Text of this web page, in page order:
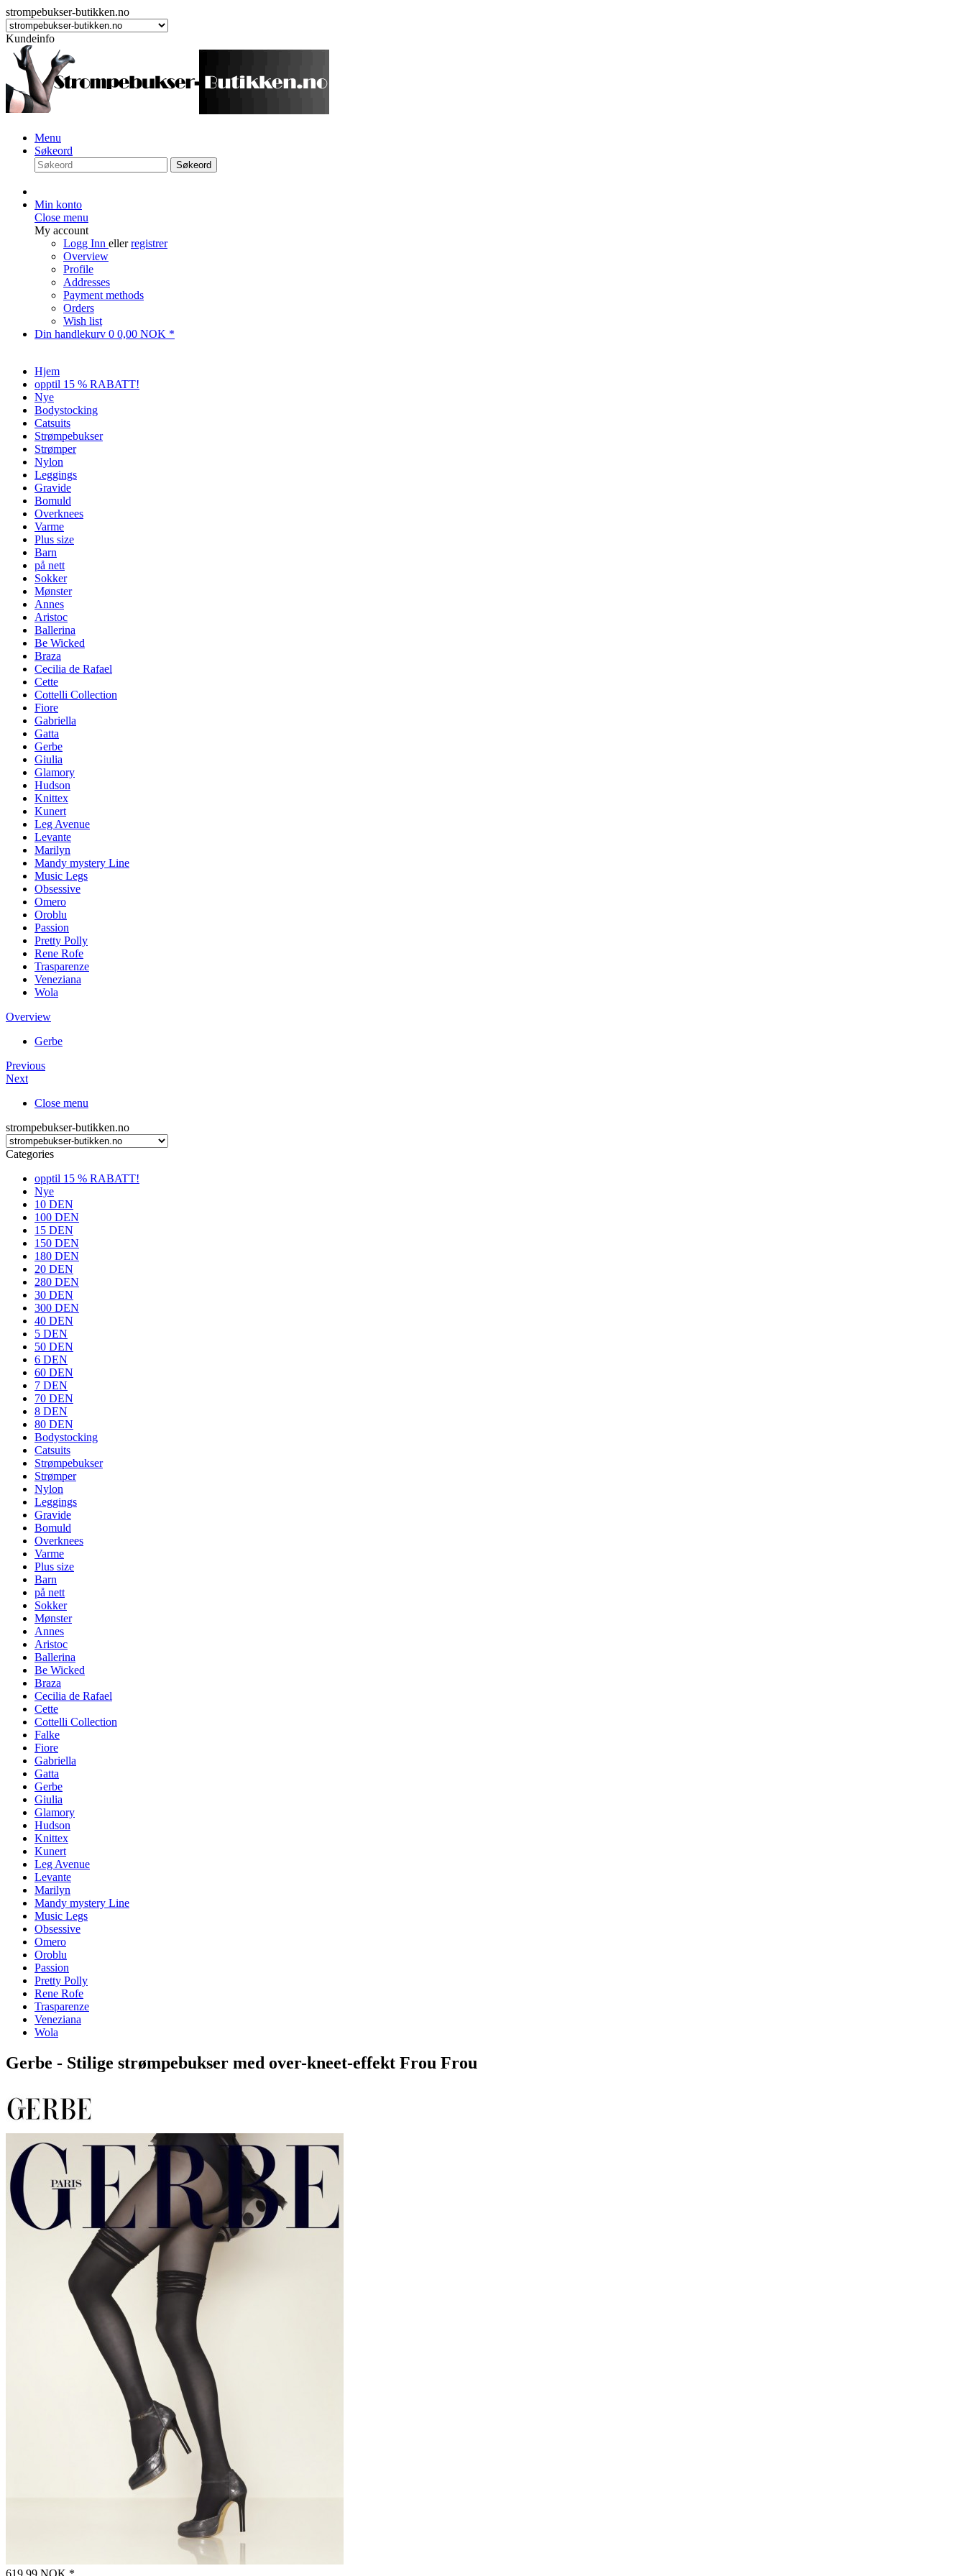
strompebukser-butikken.no
Kundeinfo
Menu
Søkeord
Søkeord
Min konto
Close menu
My account
Logg Inn ellerregistrer
Overview
Profile
Addresses
Payment methods
Orders
Wish list
Din handlekurv 0 0,00 NOK *
Hjem
opptil 15 % RABATT!
Nye
Bodystocking
Catsuits
Strømpebukser
Strømper
Nylon
Leggings
Gravide
Bomuld
Overknees
Varme
Plus size
Barn
på nett
Sokker
Mønster
Annes
Aristoc
Ballerina
Be Wicked
Braza
Cecilia de Rafael
Cette
Cottelli Collection
Fiore
Gabriella
Gatta
Gerbe
Giulia
Glamory
Hudson
Knittex
Kunert
Leg Avenue
Levante
Marilyn
Mandy mystery Line
Music Legs
Obsessive
Omero
Oroblu
Passion
Pretty Polly
Rene Rofe
Trasparenze
Veneziana
Wola
Overview
Gerbe
Previous
Next
Close menu
strompebukser-butikken.no
Categories
opptil 15 % RABATT!
Nye
10 DEN
100 DEN
15 DEN
150 DEN
180 DEN
20 DEN
280 DEN
30 DEN
300 DEN
40 DEN
5 DEN
50 DEN
6 DEN
60 DEN
7 DEN
70 DEN
8 DEN
80 DEN
Bodystocking
Catsuits
Strømpebukser
Strømper
Nylon
Leggings
Gravide
Bomuld
Overknees
Varme
Plus size
Barn
på nett
Sokker
Mønster
Annes
Aristoc
Ballerina
Be Wicked
Braza
Cecilia de Rafael
Cette
Cottelli Collection
Falke
Fiore
Gabriella
Gatta
Gerbe
Giulia
Glamory
Hudson
Knittex
Kunert
Leg Avenue
Levante
Marilyn
Mandy mystery Line
Music Legs
Obsessive
Omero
Oroblu
Passion
Pretty Polly
Rene Rofe
Trasparenze
Veneziana
Wola
Gerbe - Stilige strømpebukser med over-kneet-effekt Frou Frou
619,99 NOK *